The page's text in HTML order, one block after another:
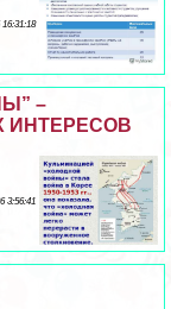
16:31:18
–
ИНТЕРЕСОВ
3:56:41